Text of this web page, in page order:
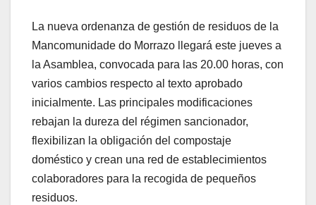
La nueva ordenanza de gestión de residuos de la
Mancomunidade do Morrazo llegará este jueves a
la Asamblea, convocada para las 20.00 horas, con
varios cambios respecto al texto aprobado
inicialmente. Las principales modificaciones
rebajan la dureza del régimen sancionador,
flexibilizan la obligación del compostaje
doméstico y crean una red de establecimientos
colaboradores para la recogida de pequeños
residuos.